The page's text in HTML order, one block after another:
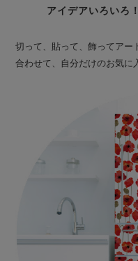
アイデアいろいろ
切って、貼って、飾ってアー
合わせて、自分だけのお気に